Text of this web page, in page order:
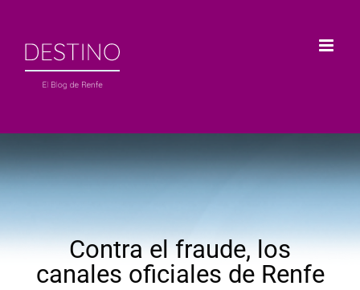
contenido
Contra el fraude, los
canales oficiales de Renfe